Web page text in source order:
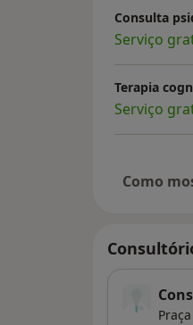
Consulta
Serviço
Terapia
Serviço
Como